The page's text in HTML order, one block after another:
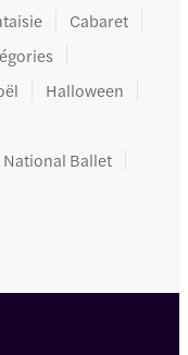
Cabaret
Halloween
National Ballet